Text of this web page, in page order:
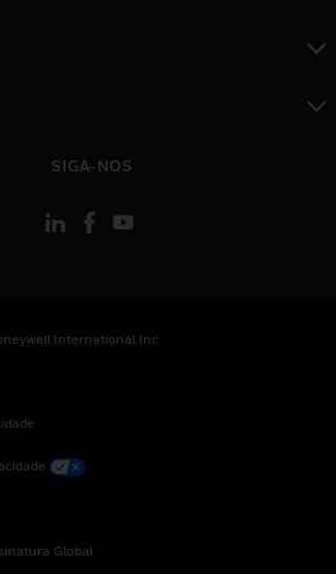
SIGA-NOS
International Inc
Global